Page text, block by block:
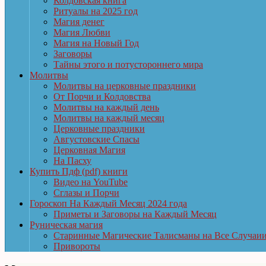
Ритуалы на 2025 год
Магия денег
Магия Любви
Магия на Новый Год
Заговоры
Тайны этого и потустороннего мира
Молитвы
Молитвы на церковные праздники
От Порчи и Колдовства
Молитвы на каждый день
Молитвы на каждый месяц
Церковные праздники
Августовские Спасы
Церковная Магия
На Пасху
Купить Пдф (pdf) книги
Видео на YouTube
Сглазы и Порчи
Гороскоп На Каждый Месяц 2024 года
Приметы и Заговоры на Каждый Месяц
Руническая магия
Старинные Магические Талисманы на Все
Привороты